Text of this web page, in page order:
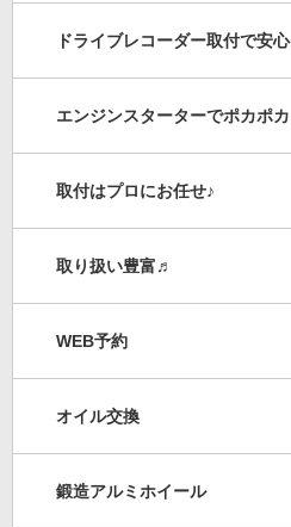
ドライブレコーダー取付で安心
エンジンスターターでポカポカ
取付はプロにお任せ♪
取り扱い豊富♬
WEB予約
オイル交換
鍛造アルミホイール